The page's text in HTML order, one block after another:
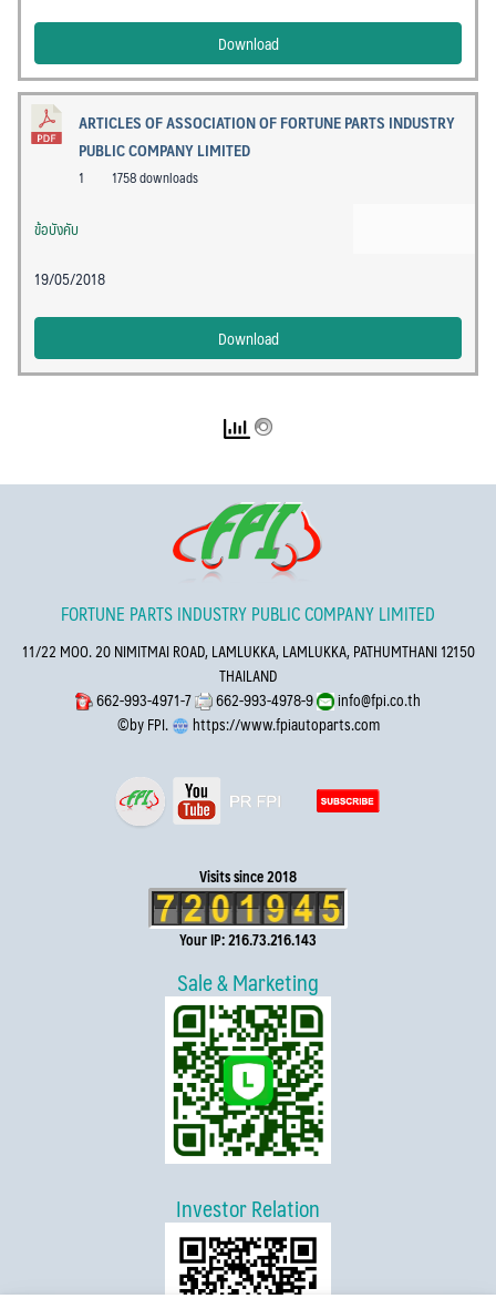
for:
Download
ARTICLES OF ASSOCIATION OF FORTUNE PARTS INDUSTRY
PUBLIC COMPANY LIMITED
1 1758 downloads
ข้อบังคับ
19/05/2018
Download
FORTUNE PARTS INDUSTRY PUBLIC COMPANY LIMITED
11/22 MOO. 20 NIMITMAI ROAD, LAMLUKKA, LAMLUKKA, PATHUMTHANI 12150
THAILAND
662-993-4971-7
662-993-4978-9
info@fpi.co.th
©by FPI.
https://www.fpiautoparts.com
Visits since 2018
Your IP: 216.73.216.143
Sale & Marketing
Investor Relation